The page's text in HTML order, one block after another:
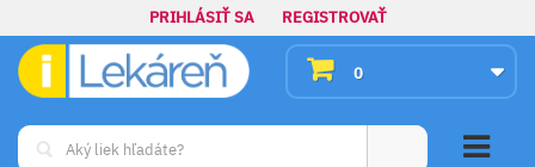
PRIHLÁSIŤ SA REGISTROVAŤ
0